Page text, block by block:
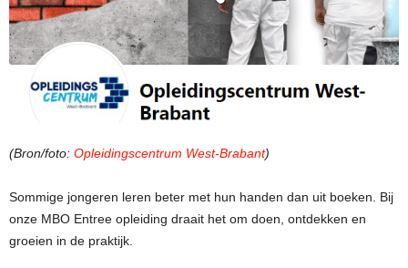
(Bron/foto: Opleidingscentrum West-Brabant)
Sommige jongeren leren beter met hun handen dan uit boeken. Bij
onze MBO Entree opleiding draait het om doen, ontdekken en
groeien in de praktijk.